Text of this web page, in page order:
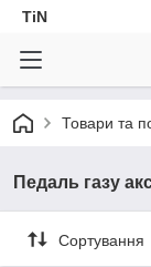
TiN
Товари та
Педаль газу
Сортування